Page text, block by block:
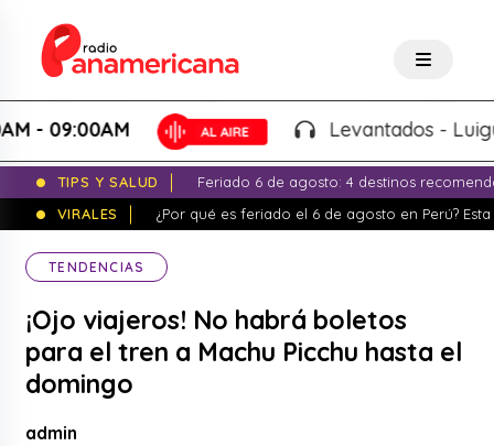
Levantados - Luigui
TIPS Y SALUD
Feriado 6 de agosto: 4 destinos
VIRALES
¿Por qué es feriado el 6 de agosto en Perú?
TENDENCIAS
¡Ojo viajeros! No habrá boletos
para el tren a Machu Picchu hasta el
domingo
admin